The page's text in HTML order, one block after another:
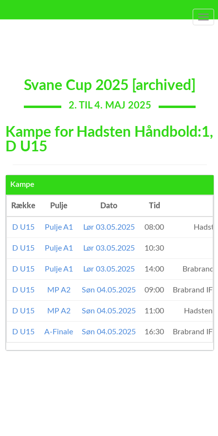
Svane Cup 2025 [archived]
2. TIL 4. MAJ 2025
Kampe for Hadsten Håndbold:1,
D U15
Kampe
Række Pulje Dato Tid
D U15 Pulje A1 Lør 03.05.2025 08:00
D U15 Pulje A1 Lør 03.05.2025 10:30
D U15 Pulje A1 Lør 03.05.2025 14:00 Brabrand
D U15 MP A2 Søn 04.05.2025 09:00 Brabrand IF
D U15 MP A2 Søn 04.05.2025 11:00 Hadsten
D U15 A-Finale Søn 04.05.2025 16:30 Brabrand IF